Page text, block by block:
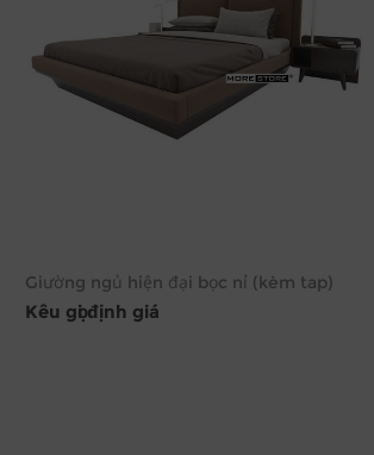
Giường ngủ hiện đại bọc nỉ (kèm tap)
Kêu gọi định giá